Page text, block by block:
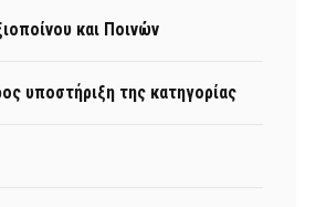
και Ποινών
υποστήριξη της κατηγορίας